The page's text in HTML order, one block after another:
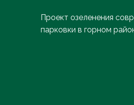
Проект озеленения
парковки в горном